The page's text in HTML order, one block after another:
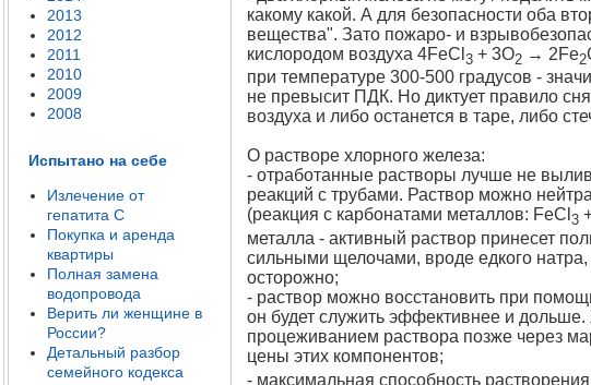
2013
2012
2011
2010
2009
2008
Испытано на себе
Излечение от
гепатита C
Покупка и аренда
квартиры
Полная замена
водопровода
Верить ли женщине в
России?
Детальный разбор
семейного кодекса
какому какой. А для безопасности оба
вещества". Зато пожаро- и
кислородом воздуха 4FeCl 3+ 3O2→ 2Fe2
при температуре 300-500 градусов -
не превысит ПДК. Но диктует правило
воздуха и либо останется в таре, либо
О растворе хлорного железа:
- отработанные растворы лучше не
реакций с трубами. Раствор можно
(реакция с карбонатами металлов: FeCl 3
металла - активный раствор принесет
сильными щелочами, вроде едкого
осторожно;
- раствор можно восстановить при
он будет служить эффективнее и
процеживанием раствора позже через
цены этих компонентов;
- максимальная способность